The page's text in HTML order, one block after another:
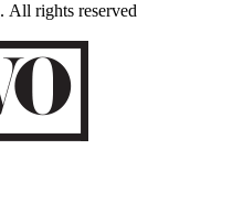
. All rights reserved